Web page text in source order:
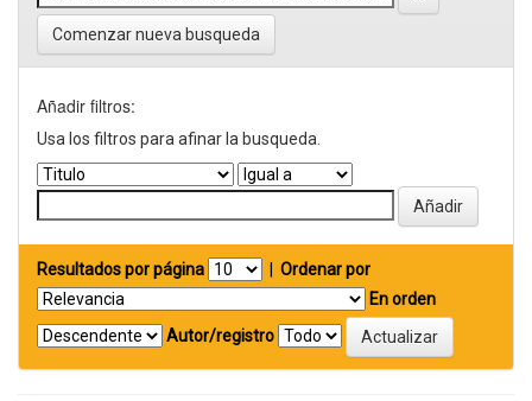
Comenzar nueva busqueda
Añadir filtros:
Usa los filtros para afinar la busqueda.
Resultados por página
Ordenar por
En orden
Autor/registro